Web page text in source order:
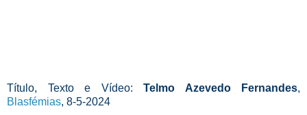
Título, Texto e Vídeo: Telmo Azevedo Fernandes,
Blasfémias, 8-5-2024